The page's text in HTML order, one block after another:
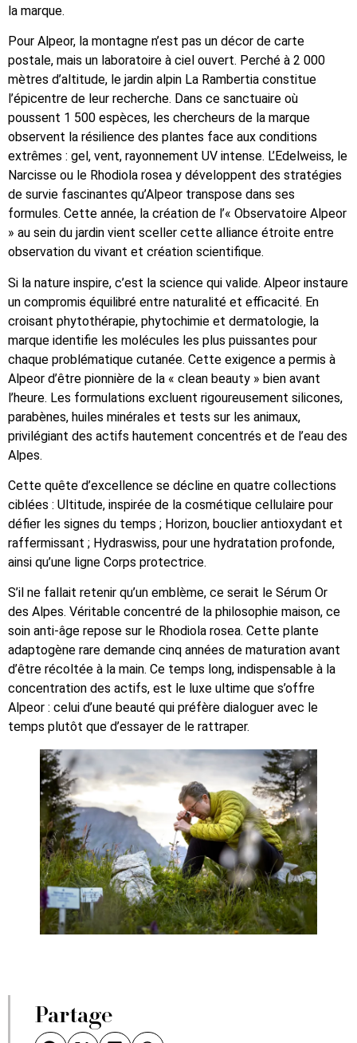
la marque.
Pour Alpeor, la montagne n’est pas un décor de carte
postale, mais un laboratoire à ciel ouvert. Perché à 2 000
mètres d’altitude, le jardin alpin La Rambertia constitue
l’épicentre de leur recherche. Dans ce sanctuaire où
poussent 1 500 espèces, les chercheurs de la marque
observent la résilience des plantes face aux conditions
extrêmes : gel, vent, rayonnement UV intense. L’Edelweiss, le
Narcisse ou le Rhodiola rosea y développent des stratégies
de survie fascinantes qu’Alpeor transpose dans ses
formules. Cette année, la création de l’« Observatoire Alpeor
» au sein du jardin vient sceller cette alliance étroite entre
observation du vivant et création scientifique.
Si la nature inspire, c’est la science qui valide. Alpeor instaure
un compromis équilibré entre naturalité et efficacité. En
croisant phytothérapie, phytochimie et dermatologie, la
marque identifie les molécules les plus puissantes pour
chaque problématique cutanée. Cette exigence a permis à
Alpeor d’être pionnière de la « clean beauty » bien avant
l’heure. Les formulations excluent rigoureusement silicones,
parabènes, huiles minérales et tests sur les animaux,
privilégiant des actifs hautement concentrés et de l’eau des
Alpes.
Cette quête d’excellence se décline en quatre collections
ciblées : Ultitude, inspirée de la cosmétique cellulaire pour
défier les signes du temps ; Horizon, bouclier antioxydant et
raffermissant ; Hydraswiss, pour une hydratation profonde,
ainsi qu’une ligne Corps protectrice.
S’il ne fallait retenir qu’un emblème, ce serait le Sérum Or
des Alpes. Véritable concentré de la philosophie maison, ce
soin anti-âge repose sur le Rhodiola rosea. Cette plante
adaptogène rare demande cinq années de maturation avant
d’être récoltée à la main. Ce temps long, indispensable à la
concentration des actifs, est le luxe ultime que s’offre
Alpeor : celui d’une beauté qui préfère dialoguer avec le
temps plutôt que d’essayer de le rattraper.
Partage